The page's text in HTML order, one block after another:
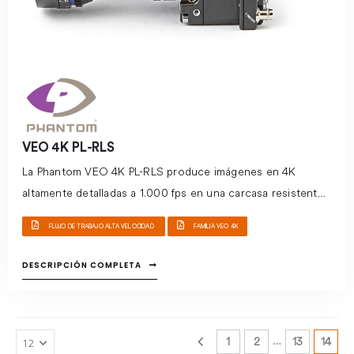
VEO 4K PL-RLS
La Phantom VEO 4K PL-RLS produce imágenes en 4K
altamente detalladas a 1.000 fps en una carcasa resistente
y compacta. Permite la grabación en tarjetas CFast 2.0 y las
conexiones necesarias para satisfacer las necesidades de
producción.
estándares de imagen de la Phantom Flex 4K con cuerpo
drones.
Las imágenes de 35 mm detalladas, en alta
FLUJO DE TRABAJO ALTA VELOCIDAD FAMILIA VEO 4K
DESCRIPCIÓN COMPLETA
1 2 … 13 14